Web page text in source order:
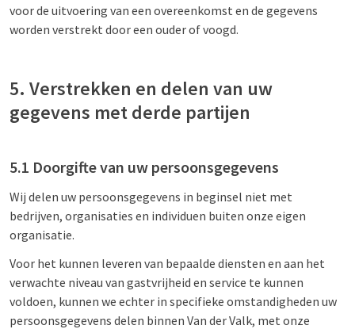
voor de uitvoering van een overeenkomst en de gegevens
worden verstrekt door een ouder of voogd.
5. Verstrekken en delen van uw
gegevens met derde partijen
5.1 Doorgifte van uw persoonsgegevens
Wij delen uw persoonsgegevens in beginsel niet met
bedrijven, organisaties en individuen buiten onze eigen
organisatie.
Voor het kunnen leveren van bepaalde diensten en aan het
verwachte niveau van gastvrijheid en service te kunnen
voldoen, kunnen we echter in specifieke omstandigheden uw
persoonsgegevens delen binnen Van der Valk, met onze